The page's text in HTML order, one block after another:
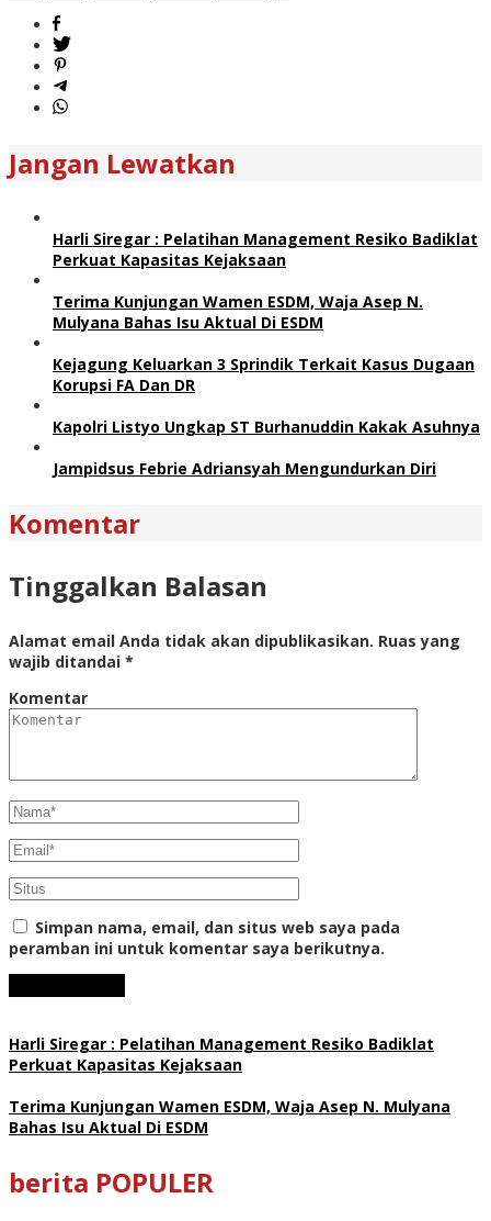
Jangan Lewatkan
Harli Siregar : Pelatihan Management Resiko Badiklat
Perkuat Kapasitas Kejaksaan
Terima Kunjungan Wamen ESDM, Waja Asep N.
Mulyana Bahas Isu Aktual Di ESDM
Kejagung Keluarkan 3 Sprindik Terkait Kasus Dugaan
Korupsi FA Dan DR
Kapolri Listyo Ungkap ST Burhanuddin Kakak Asuhnya
Jampidsus Febrie Adriansyah Mengundurkan Diri
Komentar
Tinggalkan Balasan
Alamat email Anda tidak akan dipublikasikan. Ruas yang
wajib ditandai *
Komentar
Simpan nama, email, dan situs web saya pada
peramban ini untuk komentar saya berikutnya.
Harli Siregar : Pelatihan Management Resiko Badiklat
Perkuat Kapasitas Kejaksaan
Terima Kunjungan Wamen ESDM, Waja Asep N. Mulyana
Bahas Isu Aktual Di ESDM
berita POPULER